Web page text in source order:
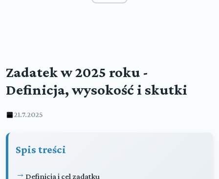
Zadatek w 2025 roku -
Definicja, wysokość i skutki
21.7.2025
Spis treści
Definicja i cel zadatku